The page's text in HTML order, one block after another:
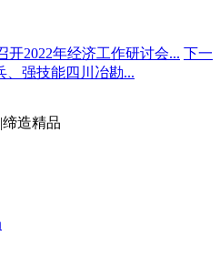
开2022年经济工作研讨会... 下一
、强技能四川冶勘...
|缔造精品